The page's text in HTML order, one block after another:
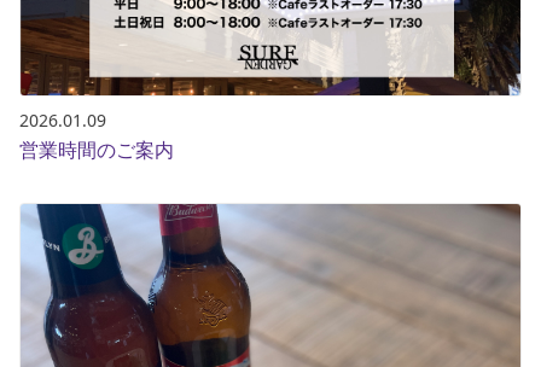
2026.01.09
営業時間のご案内